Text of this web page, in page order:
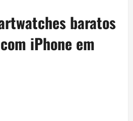
baratos
iPhone em